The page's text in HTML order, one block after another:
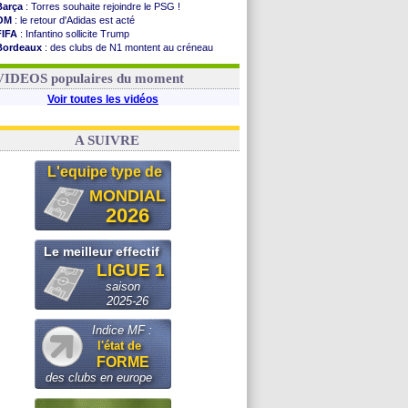
: Torres souhaite rejoindre le PSG !
: le retour d'Adidas est acté
: Infantino sollicite Trump
: des clubs de N1 montent au créneau
: le démenti de Leipzig pour Diomandé
populaires du moment
Voir toutes les vidéos
A SUIVRE
L'equipe type de
MONDIAL
2026
Le meilleur effectif
LIGUE 1
saison
2025-26
Indice MF :
l'état de
FORME
des clubs en europe